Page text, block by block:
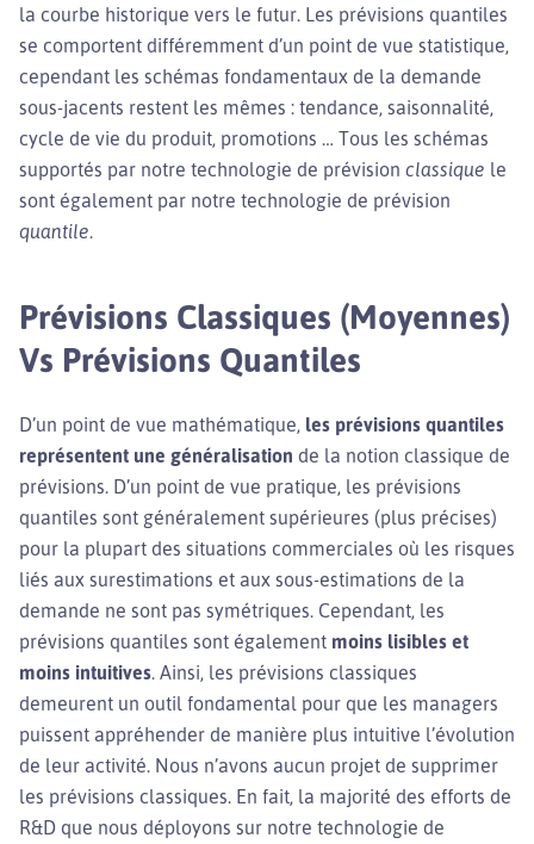
la courbe historique vers le futur. Les prévisions quantiles
se comportent différemment d’un point de vue statistique,
cependant les schémas fondamentaux de la demande
sous-jacents restent les mêmes : tendance, saisonnalité,
cycle de vie du produit, promotions … Tous les schémas
supportés par notre technologie de prévision classique le
sont également par notre technologie de prévision
quantile.
Prévisions Classiques (moyennes)
Vs Prévisions Quantiles
D’un point de vue mathématique, les prévisions quantiles
représentent une généralisation de la notion classique de
prévisions. D’un point de vue pratique, les prévisions
quantiles sont généralement supérieures (plus précises)
pour la plupart des situations commerciales où les risques
liés aux surestimations et aux sous-estimations de la
demande ne sont pas symétriques. Cependant, les
prévisions quantiles sont également moins lisibles et
moins intuitives. Ainsi, les prévisions classiques
demeurent un outil fondamental pour que les managers
puissent appréhender de manière plus intuitive l’évolution
de leur activité. Nous n’avons aucun projet de supprimer
les prévisions classiques. En fait, la majorité des efforts de
R&D que nous déployons sur notre technologie de